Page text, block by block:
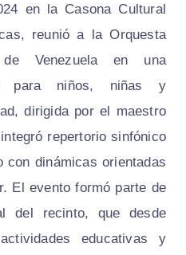
en la Casona Cultural
reunió a la Orquesta
de Venezuela en una
para niños, niñas y
dirigida por el maestro
repertorio sinfónico
con dinámicas orientadas
El evento formó parte de
del recinto, que desde
educativas y